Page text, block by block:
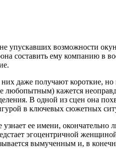
возможности
составить ему компанию в
даже получают короткие,
кажется
В одной из сцен она
в ключевых сюжетных
узнает ее имени,
эгоцентричной
вымученным и, в